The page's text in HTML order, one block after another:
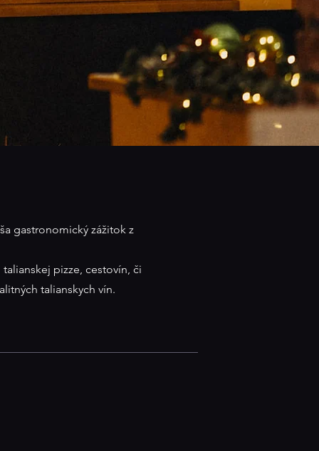
gastronomický zážitok z
pizze, cestovín, či
talianskych vín.